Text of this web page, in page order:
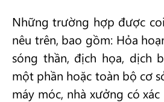
Những trường hợp được
nêu trên, bao gồm: Hỏa
sóng thần, địch họa, dịch
một phần hoặc toàn bộ cơ
máy móc, nhà xưởng có